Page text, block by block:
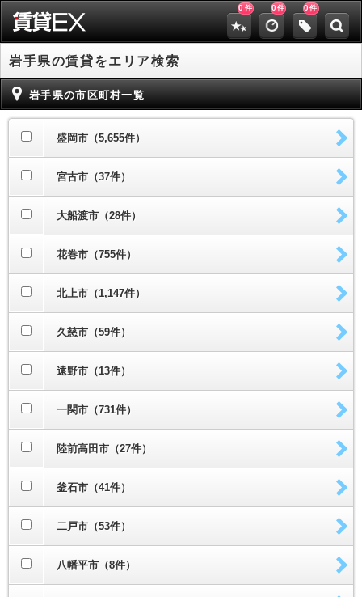
0 件 0件 0件
岩手県の賃貸をエリア検索
岩手県の市区町村一覧
盛岡市（5,655件）
宮古市（37件）
大船渡市（28件）
花巻市（755件）
北上市（1,147件）
久慈市（59件）
遠野市（13件）
一関市（731件）
陸前高田市（27件）
釜石市（41件）
二戸市（53件）
八幡平市（8件）